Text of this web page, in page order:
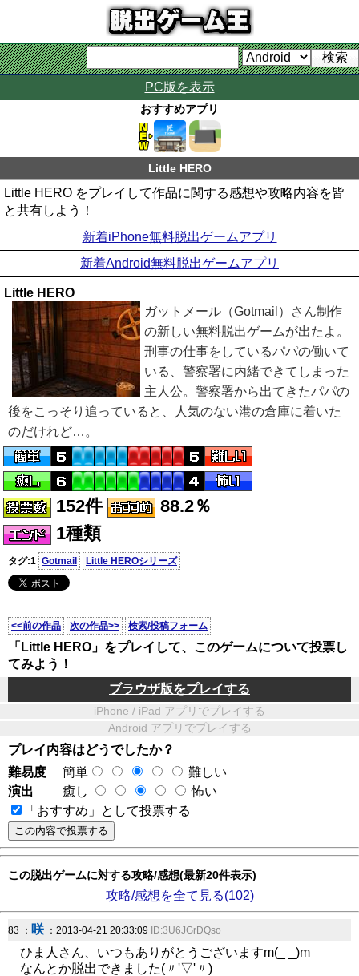
PC版を表示
おすすめアプリ
Little HERO
Little HERO をプレイして作品に関する感想や攻略内容を皆
と共有しよう！
新着iPhone無料脱出ゲームアプリ
新着Android無料脱出ゲームアプリ
Little HERO
ガットメール（Gotmail）さん制作
の新しい無料脱出ゲームが出たよ。
刑事の仕事をしているパパの働いて
いる、警察署に内緒できてしまった
主人公。警察署から出てきたパパの
後をこっそり追っていると、人気のない港の倉庫に着いた
のだけれど…。
152件
88.2％
1種類
タグ:1 Gotmail Little HEROシリーズ
<<前の作品 次の作品>> 検索/投稿フォーム
「Little HERO」をプレイして、このゲームについて投票し
てみよう！
ブラウザ版をプレイする
iPhone / iPad アプリでプレイする
Android アプリでプレイする
プレイ内容はどうでしたか？
難易度
簡単
難しい
演出
癒し
怖い
「おすすめ」として投票する
この脱出ゲームに対する攻略/感想(最新20件表示)
攻略/感想を全て見る(102)
83 ： 咲 ：2013-04-21 20:33:09 ID:3U6JGrDQso
ひま人さん、いつもありがとうございますm(_ _)m
なんとか脱出できました(〃'▽'〃)